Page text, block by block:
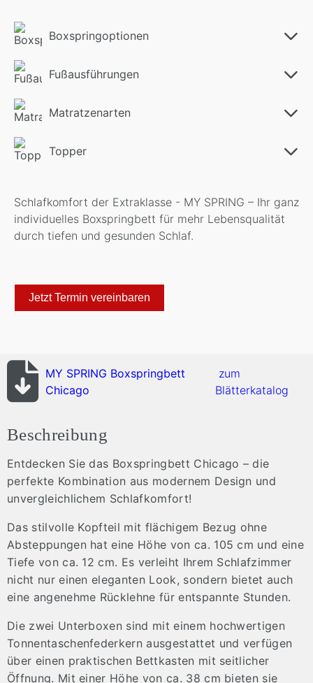
Boxspringoptionen
Fußausführungen
Matratzenarten
Topper
Schlafkomfort der Extraklasse - MY SPRING – Ihr ganz
individuelles Boxspringbett für mehr Lebensqualität
durch tiefen und gesunden Schlaf.
Jetzt Termin vereinbaren
MY SPRING Boxspringbett
Chicago
zum
Blätterkatalog
Beschreibung
Entdecken Sie das Boxspringbett Chicago – die
perfekte Kombination aus modernem Design und
unvergleichlichem Schlafkomfort!
Das stilvolle Kopfteil mit flächigem Bezug ohne
Absteppungen hat eine Höhe von ca. 105 cm und eine
Tiefe von ca. 12 cm. Es verleiht Ihrem Schlafzimmer
nicht nur einen eleganten Look, sondern bietet auch
eine angenehme Rücklehne für entspannte Stunden.
Die zwei Unterboxen sind mit einem hochwertigen
Tonnentaschenfederkern ausgestattet und verfügen
über einen praktischen Bettkasten mit seitlicher
Öffnung. Mit einer Höhe von ca. 38 cm bieten sie